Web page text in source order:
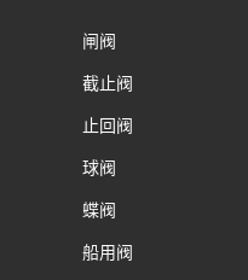
闸阀
截止阀
止回阀
球阀
蝶阀
船用阀